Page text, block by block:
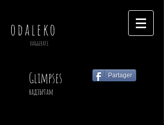
odaleko
exaggerate.
Glimpses
надзъртам
Partager